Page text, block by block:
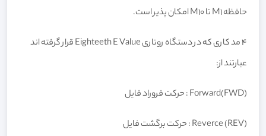
حافظه M1 تا M10 امکان پذیر است.
4 مد کاری که در دستگاه روتاری Eighteeth E Value قرار گرفته اند
عبارتند از:
Forward(FWD) : حرکت فروراد فایل
Reverce (REV) : حرکت برگشت فایل